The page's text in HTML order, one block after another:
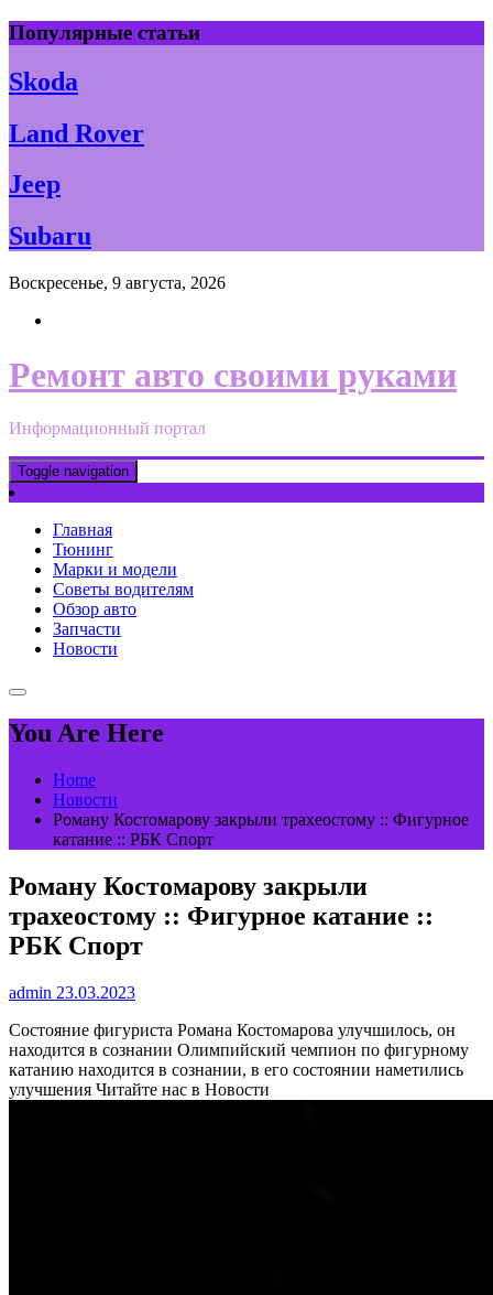
Skip
to
content
Популярные статьи
Skoda
Land Rover
Jeep
Subaru
Воскресенье, 9 августа, 2026
Ремонт авто своими руками
Информационный портал
Toggle navigation
Главная
Тюнинг
Марки и модели
Советы водителям
Обзор авто
Запчасти
Новости
You Are Here
Home
Новости
Роману Костомарову закрыли трахеостому :: Фигурное
катание :: РБК Спорт
Роману Костомарову закрыли
трахеостому :: Фигурное катание ::
РБК Спорт
admin 23.03.2023
Состояние фигуриста Романа Костомарова улучшилось, он
находится в сознании Олимпийский чемпион по фигурному
катанию находится в сознании, в его состоянии наметились
улучшения Читайте нас в Новости